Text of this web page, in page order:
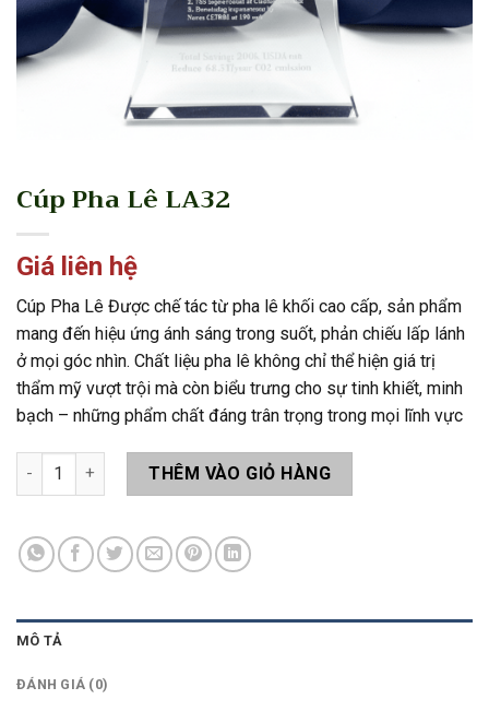
Cúp Pha Lê LA32
Giá liên hệ
Cúp Pha Lê Được chế tác từ pha lê khối cao cấp, sản phẩm
mang đến hiệu ứng ánh sáng trong suốt, phản chiếu lấp lánh
ở mọi góc nhìn. Chất liệu pha lê không chỉ thể hiện giá trị
thẩm mỹ vượt trội mà còn biểu trưng cho sự tinh khiết, minh
bạch – những phẩm chất đáng trân trọng trong mọi lĩnh vực
Cúp Pha Lê LA32 số lượngTHÊM VÀO GIỎ HÀNG
MÔ TẢ
ĐÁNH GIÁ (0)